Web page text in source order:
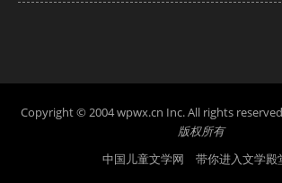
Copyright © 2004 wpwx.cn Inc. All rights
版权所有
中国儿童文学网 带你进入文学殿